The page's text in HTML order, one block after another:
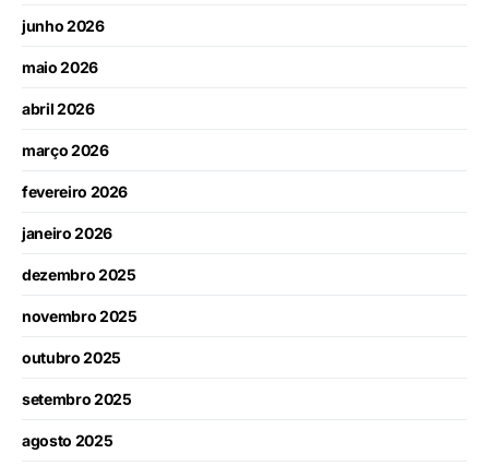
junho 2026
maio 2026
abril 2026
março 2026
fevereiro 2026
janeiro 2026
dezembro 2025
novembro 2025
outubro 2025
setembro 2025
agosto 2025